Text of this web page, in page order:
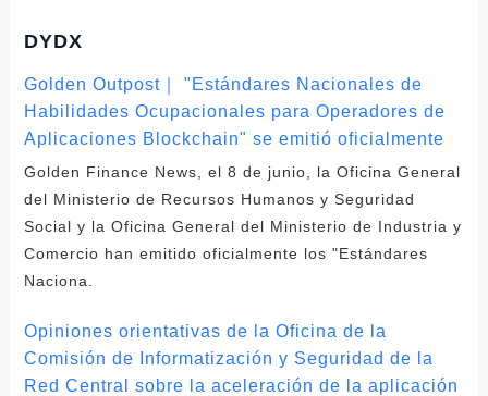
DYDX
Golden Outpost｜ "Estándares Nacionales de
Habilidades Ocupacionales para Operadores de
Aplicaciones Blockchain" se emitió oficialmente
Golden Finance News, el 8 de junio, la Oficina General
del Ministerio de Recursos Humanos y Seguridad
Social y la Oficina General del Ministerio de Industria y
Comercio han emitido oficialmente los "Estándares
Naciona.
Opiniones orientativas de la Oficina de la
Comisión de Informatización y Seguridad de la
Red Central sobre la aceleración de la aplicación